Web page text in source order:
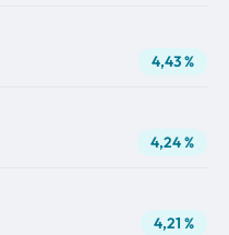
4,43 %
4,24 %
4,21 %